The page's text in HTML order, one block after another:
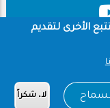
الأخرى لتقديم
لا، شكراً